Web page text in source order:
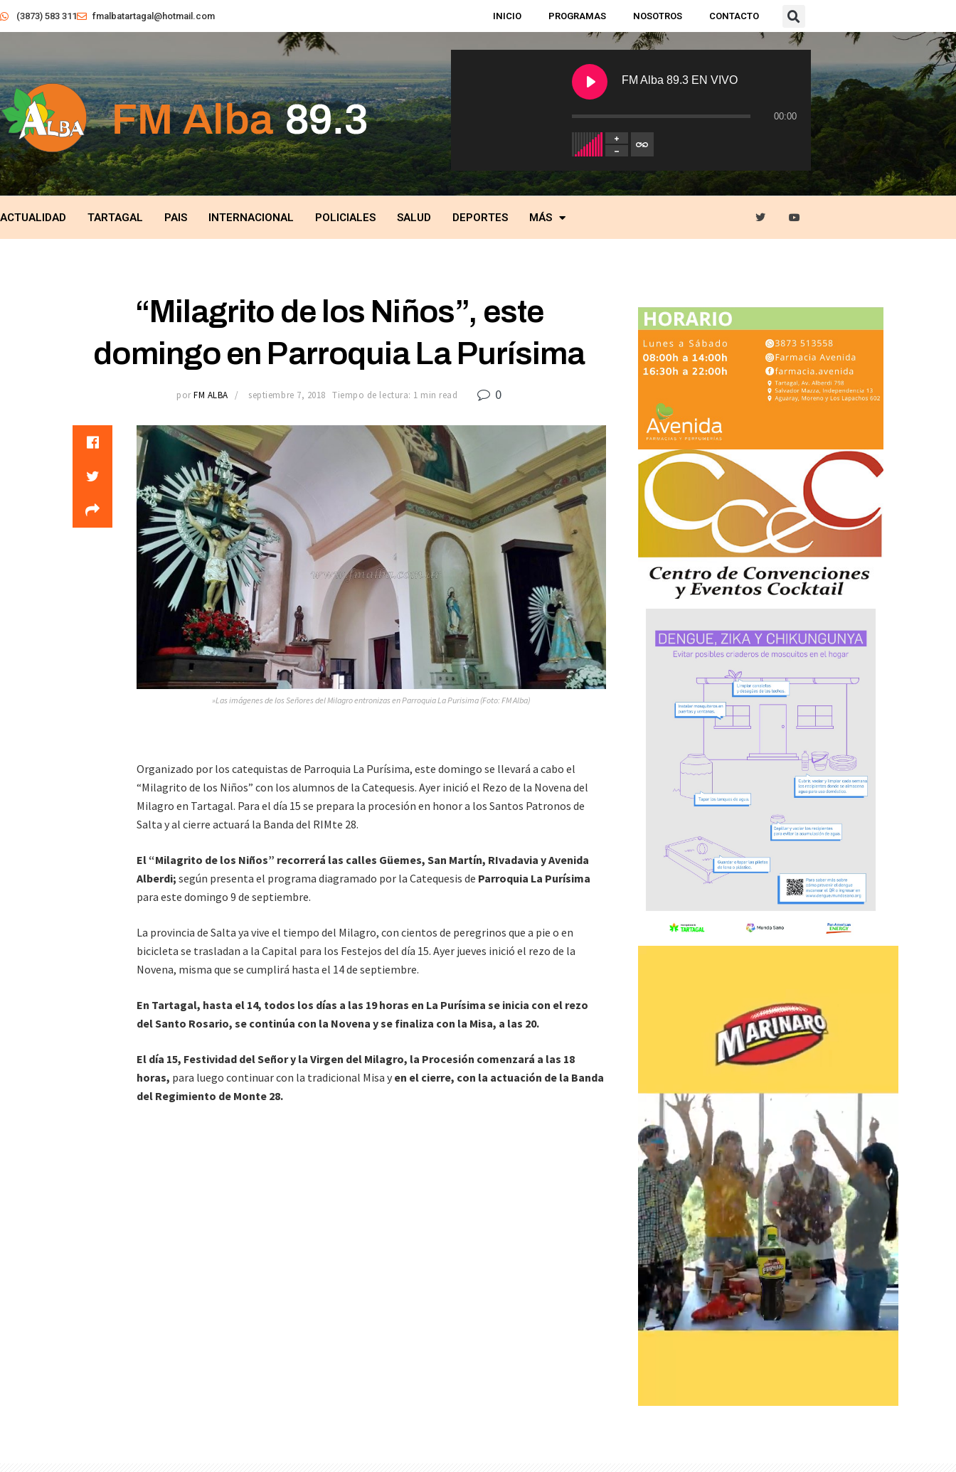
(3873) 583 311 fmalbatartagal@hotmail.com INICIO PROGRAMAS NOSOTROS CONTACTO
FM Alba 89.3 EN VIVO
00:00
ACTUALIDAD TARTAGAL PAIS INTERNACIONAL POLICIALES SALUD DEPORTES MÁS
“Milagrito de los Niños”, este
domingo en Parroquia La Purísima
por FM ALBA septiembre 7, 2018 Tiempo de lectura: 1 min read 0
»Las imágenes de los Señores del Milagro entronizas en Parroquia La Purisima (Foto: FM Alba)
Organizado por los catequistas de Parroquia La Purísima, este domingo se llevará a cabo el
“Milagrito de los Niños” con los alumnos de la Catequesis. Ayer inició el Rezo de la Novena del
Milagro en Tartagal. Para el día 15 se prepara la procesión en honor a los Santos Patronos de
Salta y al cierre actuará la Banda del RIMte 28.
El “Milagrito de los Niños” recorrerá las calles Güemes, San Martín, RIvadavia y Avenida
Alberdi; según presenta el programa diagramado por la Catequesis de Parroquia La Purísima
para este domingo 9 de septiembre.
La provincia de Salta ya vive el tiempo del Milagro, con cientos de peregrinos que a pie o en
bicicleta se trasladan a la Capital para los Festejos del día 15. Ayer jueves inició el rezo de la
Novena, misma que se cumplirá hasta el 14 de septiembre.
En Tartagal, hasta el 14, todos los días a las 19 horas en La Purísima se inicia con el rezo
del Santo Rosario, se continúa con la Novena y se finaliza con la Misa, a las 20.
El día 15, Festividad del Señor y la Virgen del Milagro, la Procesión comenzará a las 18
horas, para luego continuar con la tradicional Misa y en el cierre, con la actuación de la Banda
del Regimiento de Monte 28.